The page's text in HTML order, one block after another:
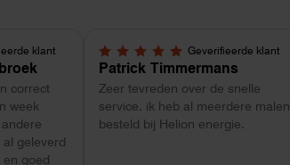
klant
correct
week
geleverd
goed
Geverifieerde klant
5,0 van 5 sterren
Patrick Timmermans
Zeer tevreden over de snelle
service. ik heb al meerdere malen
besteld bij Helion energie.